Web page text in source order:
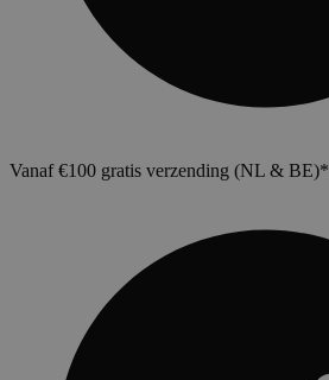
Vanaf €100 gratis verzending (NL & BE)*